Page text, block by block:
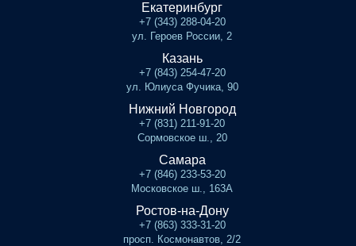
Екатеринбург
+7 (343) 288-04-20
ул. Героев России, 2
Казань
+7 (843) 254-47-20
ул. Юлиуса Фучика, 90
Нижний Новгород
+7 (831) 211-91-20
Сормовское ш., 20
Самара
+7 (846) 233-53-20
Московское ш., 163А
Ростов-на-Дону
+7 (863) 333-31-20
просп. Космонавтов, 2/2